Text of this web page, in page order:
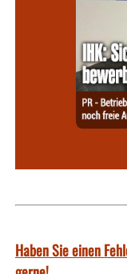
Haben Sie einen